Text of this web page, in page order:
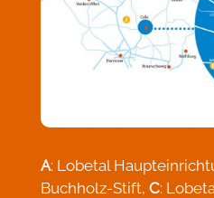
A: Lobetal
Buchholz-Stift, C: